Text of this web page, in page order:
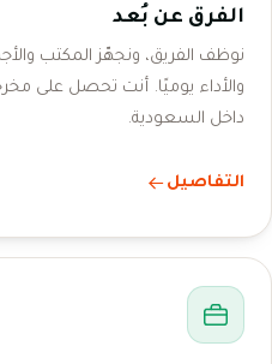
الفرق عن بُعد
نوظف الفريق، ونجهّز المكتب
والأداء يوميًا. أنت تحصل على
داخل السعودية.
التفاصيل